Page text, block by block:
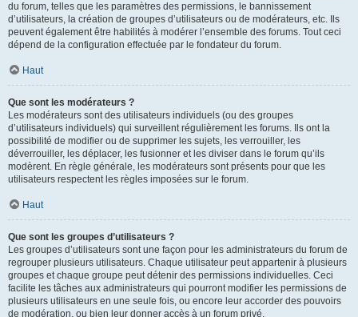
du forum, telles que les paramètres des permissions, le bannissement
d’utilisateurs, la création de groupes d’utilisateurs ou de modérateurs, etc. Ils
peuvent également être habilités à modérer l’ensemble des forums. Tout ceci
dépend de la configuration effectuée par le fondateur du forum.
Haut
Que sont les modérateurs ?
Les modérateurs sont des utilisateurs individuels (ou des groupes
d’utilisateurs individuels) qui surveillent régulièrement les forums. Ils ont la
possibilité de modifier ou de supprimer les sujets, les verrouiller, les
déverrouiller, les déplacer, les fusionner et les diviser dans le forum qu’ils
modèrent. En règle générale, les modérateurs sont présents pour que les
utilisateurs respectent les règles imposées sur le forum.
Haut
Que sont les groupes d’utilisateurs ?
Les groupes d’utilisateurs sont une façon pour les administrateurs du forum de
regrouper plusieurs utilisateurs. Chaque utilisateur peut appartenir à plusieurs
groupes et chaque groupe peut détenir des permissions individuelles. Ceci
facilite les tâches aux administrateurs qui pourront modifier les permissions de
plusieurs utilisateurs en une seule fois, ou encore leur accorder des pouvoirs
de modération, ou bien leur donner accès à un forum privé.